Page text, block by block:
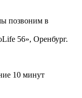
позвоним в
56», Оренбург.
10 минут